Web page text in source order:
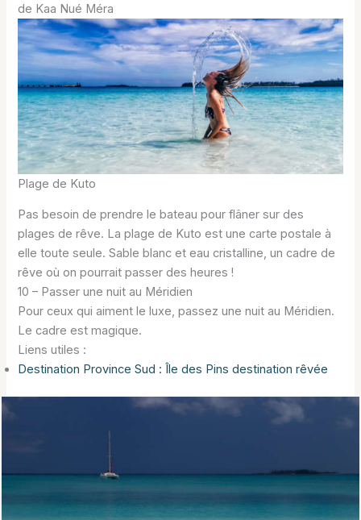
de Kaa Nué Méra
Plage de Kuto
Pas besoin de prendre le bateau pour flâner sur des
plages de rêve. La plage de Kuto est une carte postale à
elle toute seule. Sable blanc et eau cristalline, un cadre de
rêve où on pourrait passer des heures !
10 – Passer une nuit au Méridien
Pour ceux qui aiment le luxe, passez une nuit au Méridien.
Le cadre est magique.
Liens utiles :
Destination Province Sud : Île des Pins destination rêvée